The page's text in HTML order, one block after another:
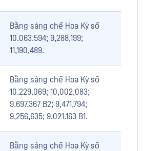
Bằng sáng chế Hoa Kỳ số
10.063.594; 9,288,199;
11,190,489.
Bằng sáng chế Hoa Kỳ số
10.229.069; 10,002,083;
9.697.367 B2; 9,471,794;
9,256,635; 9.021.163 B1.
Bằng sáng chế Hoa Kỳ số